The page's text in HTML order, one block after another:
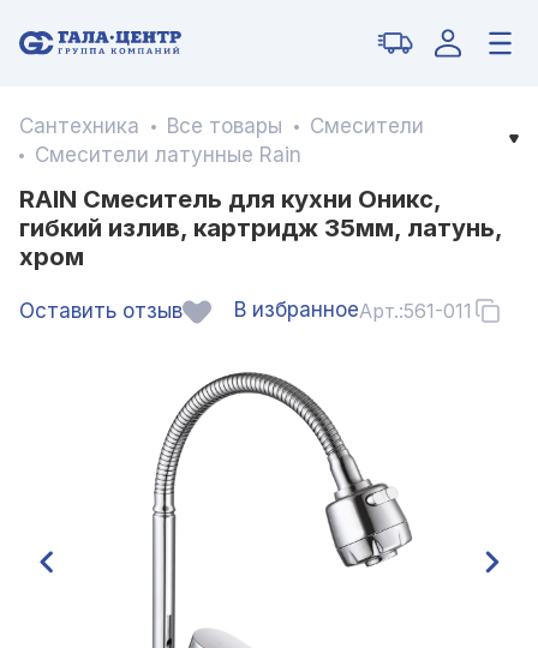
Сантехника Все товары
Смесители
Смесители латунные Rain
RAIN Смеситель для кухни Оникс,
гибкий излив, картридж 35мм, латунь,
хром
Оставить отзыв В избранноеАрт.:561-011